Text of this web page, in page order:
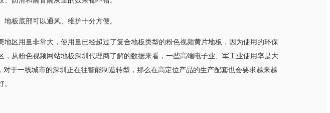
地板底部可以通风、维护十分方便。
用量非常大，使用量已经超过了复合地板类型的粉色视频黄片地板，因为使用的环保
，从粉色视频网站地板深圳代理商了解的数据来看，一些高端电子业、军工业使用率是大
，对于一线城市的深圳正在往智能制造转型，那么在高定位产品的生产配套也会要求越来越
。